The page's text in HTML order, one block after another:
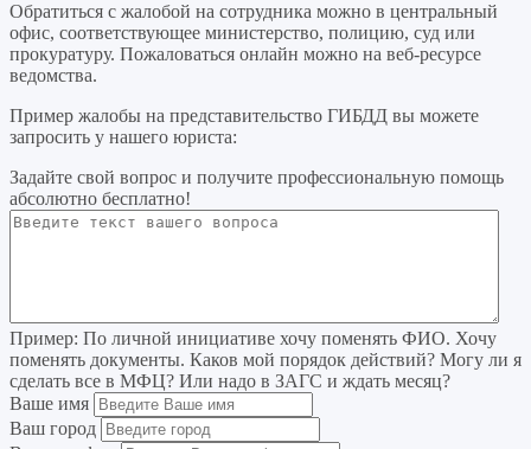
Обратиться с жалобой на сотрудника можно в центральный
офис, соответствующее министерство, полицию, суд или
прокуратуру. Пожаловаться онлайн можно на веб-ресурсе
ведомства.
Пример жалобы на представительство ГИБДД вы можете
запросить у нашего юриста:
Задайте свой вопрос и получите профессиональную помощь
абсолютно бесплатно!
Пример: По личной инициативе хочу поменять ФИО. Хочу
поменять документы. Каков мой порядок действий? Могу ли я
сделать все в МФЦ? Или надо в ЗАГС и ждать месяц?
Ваше имя
Ваш город